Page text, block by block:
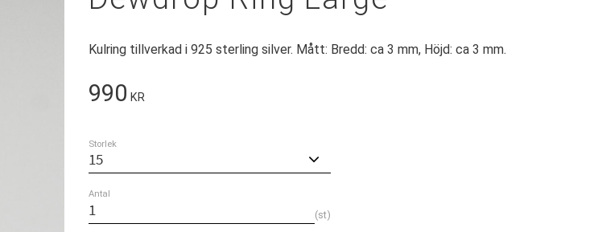
Kulring tillverkad i 925 sterling silver. Mått: Bredd: ca 3 mm, Höjd: ca 3 mm.
990 KR
Storlek
Antal
st